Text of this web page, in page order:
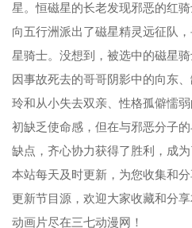
第57集 第58集
第65集 第66集
第69集 第70集
第77集 第78集
星。恒磁星的长老发现邪恶的红
向五行洲派出了磁星精灵远征队
星骑士。没想到，被选中的磁星
因事故死去的哥哥阴影中的向东
玲和从小失去双亲、性格孤僻懦
初缺乏使命感，但在与邪恶分子
缺点，齐心协力获得了胜利，成为
本站每天及时更新，为您收集和
更新节目源，欢迎大家收藏和分
动画片尽在三七动漫网！